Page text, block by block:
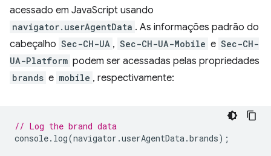
acessado em JavaScript usando
navigator.userAgentData . As informações padrão do
cabeçalho Sec-CH-UA , Sec-CH-UA-Mobile e Sec-CH-
UA-Platform podem ser acessadas pelas propriedades
brands e mobile , respectivamente:
// Log the brand data
console. log(navigator .userAgentData.brands);